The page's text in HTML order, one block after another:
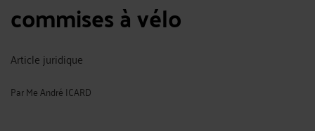
commises à vélo
Article juridique
ParMe André ICARD